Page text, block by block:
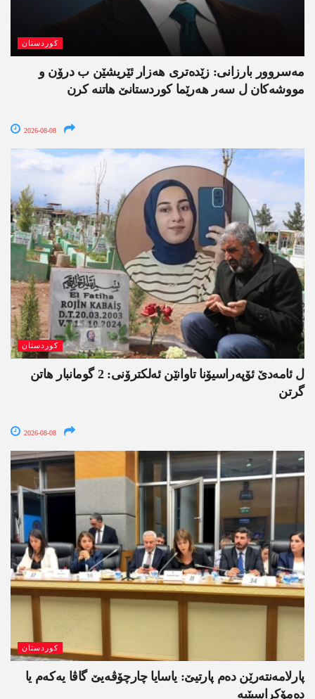
کوردستان
مەسروور بارزانی: زێدەتری ھەزار ئێریشێن ب درۆن و
مووشەکان ل سەر ھەرێما کوردستانێ ھاتنە کرن
2026-08-08
کوردستان
ل ئامەدێ ئۆپەراسیۆنا تاوانێن ئەلکترۆنی: 2 گومانبار ھاتن
گرتن
2026-08-08
کوردستان
پارلامەنتەرێن دەم پارتیێ: یاسایا چارچۆڤەیێ گاڤا یەکەم یا
دەمۆکراسیێیە